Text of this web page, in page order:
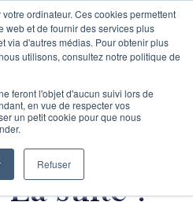
ordinateur. Ces cookies permettent
web et de fournir des services plus
via d'autres médias. Pour obtenir plus
utilisons, consultez notre politique de
feront l'objet d'aucun suivi lors de
en vue de respecter vos
un petit cookie pour que nous
Refuser
suite !